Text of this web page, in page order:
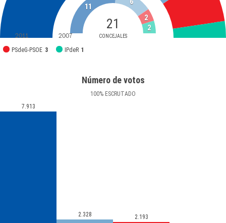
21
CONCEJALES
PSdeG-PSOE 3 IPdeR 1
11
6
2
2
2011 2007
Número de votos
100% ESCRUTADO
7.913
2.328 2.193